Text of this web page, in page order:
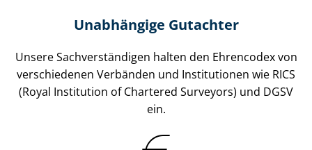
Unabhängige Gutachter
Unsere Sach­ver­stän­di­gen halten den Ehrencodex von
verschiedenen Verbänden und Institutionen wie RICS
(Royal Institution of Chartered Surveyors) und DGSV
ein.